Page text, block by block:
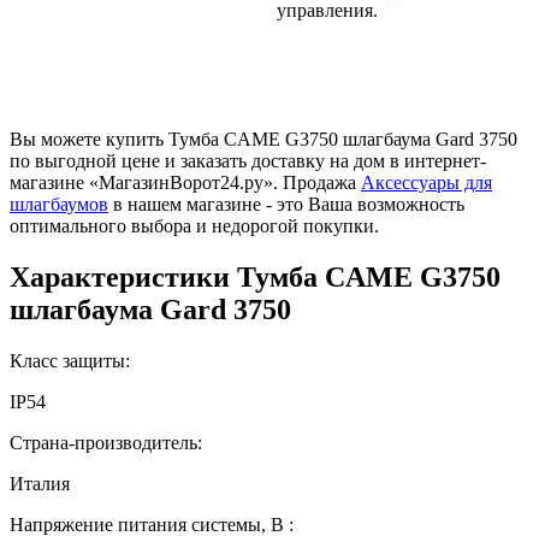
управления.
Вы можете купить Тумба CAME G3750 шлагбаума Gard 3750
по выгодной цене и заказать доставку на дом в интернет-
магазине «МагазинВорот24.ру». Продажа Аксессуары для
шлагбаумов в нашем магазине - это Ваша возможность
оптимального выбора и недорогой покупки.
Характеристики Тумба CAME G3750
шлагбаума Gard 3750
Класс защиты:
IP54
Страна-производитель:
Италия
Напряжение питания системы, В :